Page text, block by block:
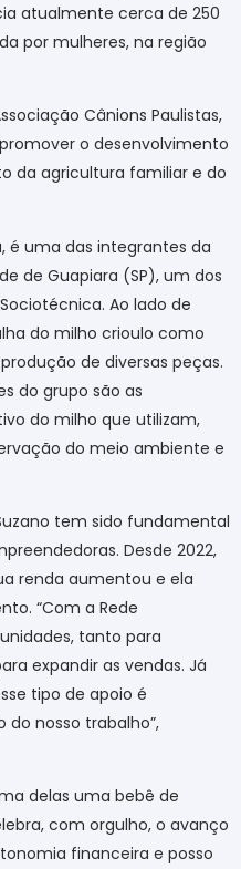
atualmente cerca de 250
por mulheres, na região
Cânions Paulistas,
o desenvolvimento
da agricultura familiar e do
é uma das integrantes da
de Guapiara (SP), um dos
Ao lado de
do milho crioulo como
de diversas peças.
do grupo são as
do milho que utilizam,
do meio ambiente e
tem sido fundamental
Desde 2022,
renda aumentou e ela
“Com a Rede
tanto para
expandir as vendas. Já
tipo de apoio é
nosso trabalho”,
delas uma bebê de
com orgulho, o avanço
financeira e posso